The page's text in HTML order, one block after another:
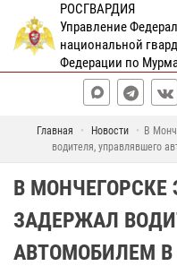
РОСГВАРДИЯ
Управление
национальной
Федерации по
Главная Новости
В
водителя, управлявшего
В
ЗАДЕРЖАЛ
АВТОМОБИЛЕМ